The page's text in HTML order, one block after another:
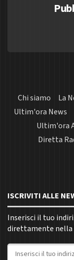
Chi siamo La
Ultim'ora News
Ultim'ora
Diretta
ISCRIVITI ALLE
Inserisci il tuo
direttamente nella
Indirizzo email